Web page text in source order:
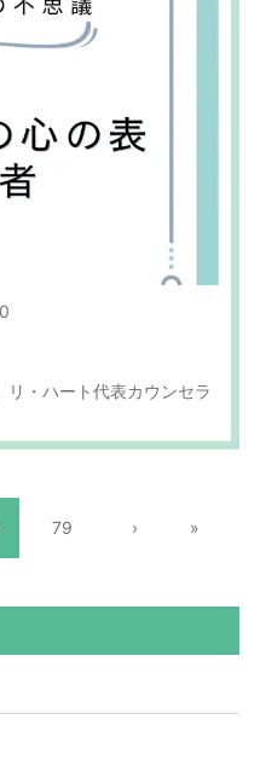
リ・ハート代表カウンセラ
79 › »